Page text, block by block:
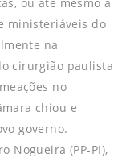
ministeriáveis do
na
cirurgião paulista
no
chiou e
governo.
Nogueira (PP-PI),